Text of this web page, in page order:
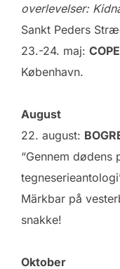
overlevelser:
Sankt Peders
23.-24. maj:
København.
August
22. august:
“Gennem dødens
Märkbar på
snakke!
Oktober